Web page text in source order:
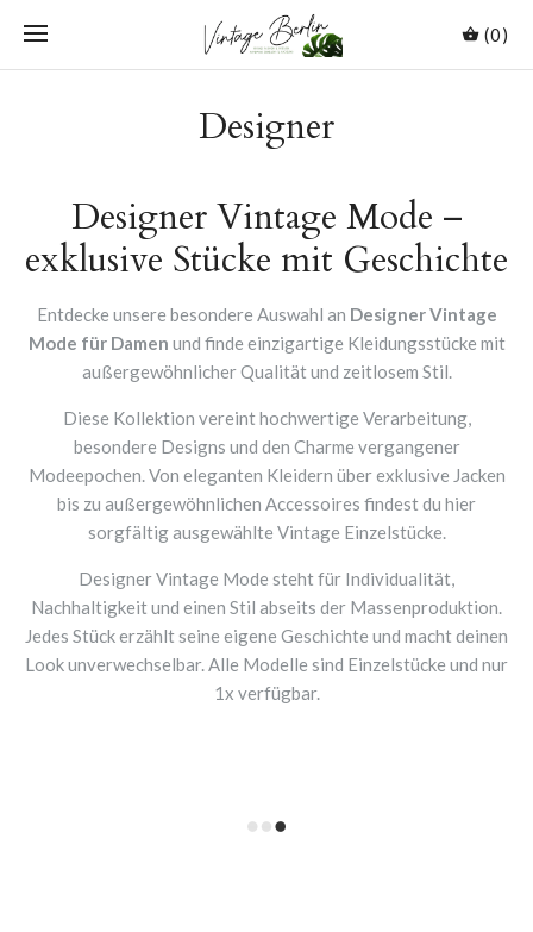
(0)
Designer
Designer Vintage Mode –
exklusive Stücke mit Geschichte
Entdecke unsere besondere Auswahl an Designer Vintage
Mode für Damen und finde einzigartige Kleidungsstücke mit
außergewöhnlicher Qualität und zeitlosem Stil.
Diese Kollektion vereint hochwertige Verarbeitung,
besondere Designs und den Charme vergangener
Modeepochen. Von eleganten Kleidern über exklusive Jacken
bis zu außergewöhnlichen Accessoires findest du hier
sorgfältig ausgewählte Vintage Einzelstücke.
Designer Vintage Mode steht für Individualität,
Nachhaltigkeit und einen Stil abseits der Massenproduktion.
Jedes Stück erzählt seine eigene Geschichte und macht deinen
Look unverwechselbar. Alle Modelle sind Einzelstücke und nur
1x verfügbar.